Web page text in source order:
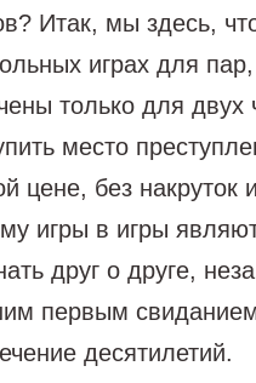
Итак, мы здесь,
играх для
только для двух
место
цене, без накруток
игры в игры
друг о друге,
первым
десятилетий.